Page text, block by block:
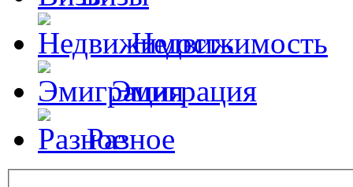
Недвижимость
Эмиграция
Разное